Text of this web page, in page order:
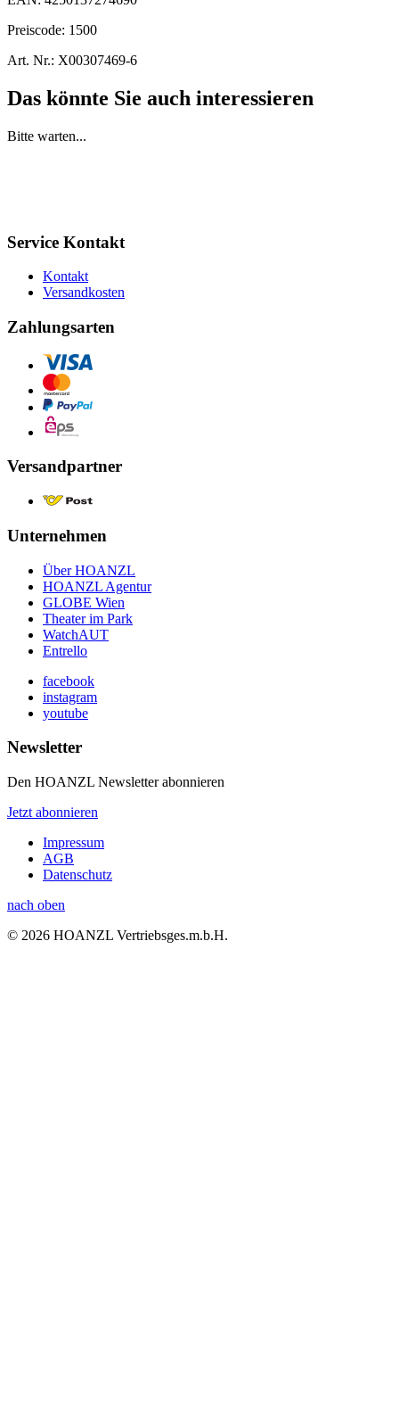
Preiscode: 1500
Art. Nr.: X00307469-6
Das könnte Sie auch interessieren
Bitte warten...
Service Kontakt
Kontakt
Versandkosten
Zahlungsarten
Versandpartner
Unternehmen
Über HOANZL
HOANZL Agentur
GLOBE Wien
Theater im Park
WatchAUT
Entrello
facebook
instagram
youtube
Newsletter
Den HOANZL Newsletter abonnieren
Jetzt abonnieren
Impressum
AGB
Datenschutz
nach oben
© 2026 HOANZL Vertriebsges.m.b.H.